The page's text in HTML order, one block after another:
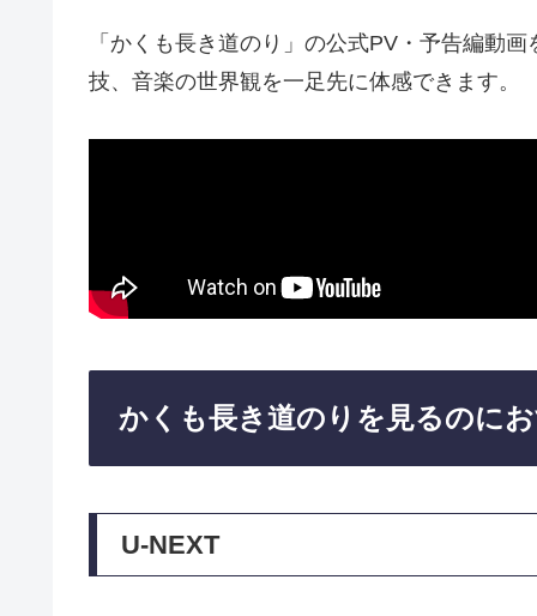
「かくも長き道のり」の公式PV・予告編動
技、音楽の世界観を一足先に体感できます。
かくも長き道のりを見るのに
U-NEXT